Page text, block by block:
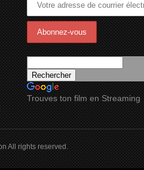
Trouves ton film en Streaming
All rights reserved.